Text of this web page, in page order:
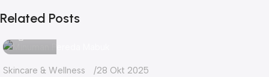
Related Posts
Icha
Skincare & Wellness 28 Okt 2025